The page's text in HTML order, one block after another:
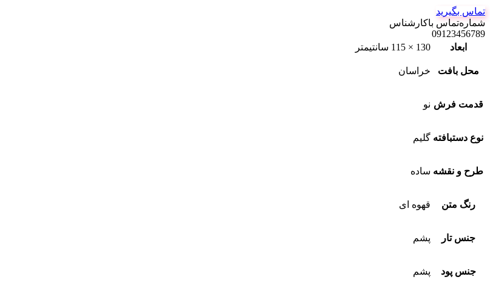
تماس بگیرید
شماره‌تماس‌ با‌کارشناس
09123456789
ابعاد
130 × 115 سانتیمتر
محل بافت خراسان
قدمت فرش نو
نوع دستبافته گلیم
طرح و نقشه ساده
رنگ متن قهوه ای
جنس تار پشم
جنس پود پشم